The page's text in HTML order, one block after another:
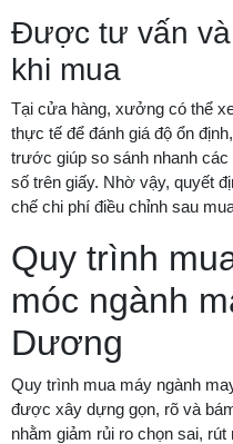
Được tư vấn
khi mua
Tại cửa hàng, xưởng có thể
thực tế để đánh giá độ ổn
trước giúp so sánh nhanh
số trên giấy. Nhờ vậy, quyết
chế chi phí điều chỉnh sau
Quy trình
móc ngành
Dương
Quy trình mua máy ngành
được xây dựng gọn, rõ và
nhằm giảm rủi ro chọn sai,